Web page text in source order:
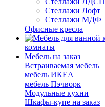
Стеллажи Лофт
Стеллажи МДФ
Офисные кресла
комнаты
Мебель на заказ
Встраиваемая мебель
мебель ИКЕА
мебель Пэчворк
Модульные кухни
Шкафы-купе на заказ